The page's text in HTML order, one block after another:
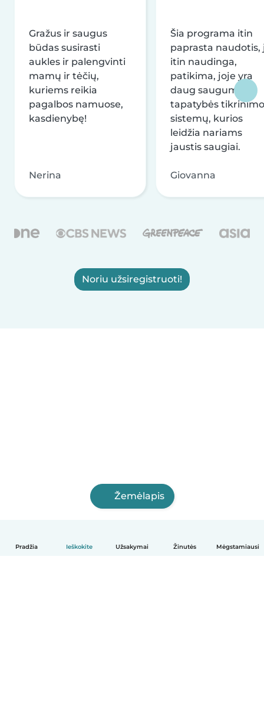
Pradžia Ieškokite Užsakymai Žinutės Mėgstamiausi
Gražus ir saugus
būdas susirasti
aukles ir palengvinti
mamų ir tėčių,
kuriems reikia
pagalbos namuose,
kasdienybę!
Nerina
Šia programa itin
paprasta naudotis,
itin naudinga,
patikima, joje yra
daug saugumo ir
tapatybės tikrinimo
sistemų, kurios
leidžia nariams
jaustis saugiai.
Giovanna
Noriu užsiregistruoti!
Žemėlapis